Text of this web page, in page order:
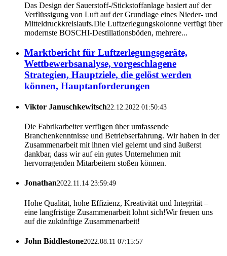
Das Design der Sauerstoff-/Stickstoffanlage basiert auf der
Verflüssigung von Luft auf der Grundlage eines Nieder- und
Mitteldruckkreislaufs.Die Luftzerlegungskolonne verfügt über
modernste BOSCHI-Destillationsböden, mehrere...
Marktbericht für Luftzerlegungsgeräte,
Wettbewerbsanalyse, vorgeschlagene
Strategien, Hauptziele, die gelöst werden
können, Hauptanforderungen
Viktor Januschkewitsch22.12.2022 01:50:43
Die Fabrikarbeiter verfügen über umfassende
Branchenkenntnisse und Betriebserfahrung. Wir haben in der
Zusammenarbeit mit ihnen viel gelernt und sind äußerst
dankbar, dass wir auf ein gutes Unternehmen mit
hervorragenden Mitarbeitern stoßen können.
Jonathan2022.11.14 23:59:49
Hohe Qualität, hohe Effizienz, Kreativität und Integrität –
eine langfristige Zusammenarbeit lohnt sich!Wir freuen uns
auf die zukünftige Zusammenarbeit!
John Biddlestone2022.08.11 07:15:57